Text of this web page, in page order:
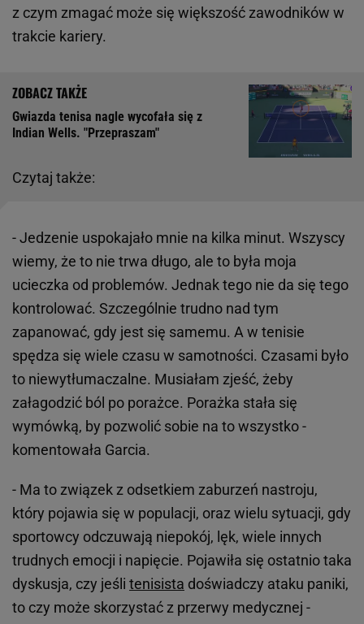
z czym zmagać może się większość zawodników w
trakcie kariery.
Czytaj także:
Gwiazda tenisa nagle wycofała się z
Indian Wells. "Przepraszam"
- Jedzenie uspokajało mnie na kilka minut. Wszyscy
wiemy, że to nie trwa długo, ale to była moja
ucieczka od problemów. Jednak tego nie da się tego
kontrolować. Szczególnie trudno nad tym
zapanować, gdy jest się samemu. A w tenisie
spędza się wiele czasu w samotności. Czasami było
to niewytłumaczalne. Musiałam zjeść, żeby
załagodzić ból po porażce. Porażka stała się
wymówką, by pozwolić sobie na to wszystko -
komentowała Garcia.
- Ma to związek z odsetkiem zaburzeń nastroju,
który pojawia się w populacji, oraz wielu sytuacji, gdy
sportowcy odczuwają niepokój, lęk, wiele innych
trudnych emocji i napięcie. Pojawiła się ostatnio taka
dyskusja, czy jeśli tenisista doświadczy ataku paniki,
to czy może skorzystać z przerwy medycznej -